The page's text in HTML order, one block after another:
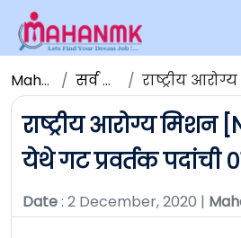
Maha NMK सर्व जाहिराती राष्ट्रीय आरोग्य मिशन
राष्ट्रीय आरोग्य मिशन
येथे गट प्रवर्तक पदांची
Date: 2 December, 2020 |